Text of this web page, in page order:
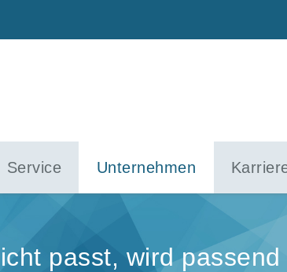
Service Unternehmen
passt, wird